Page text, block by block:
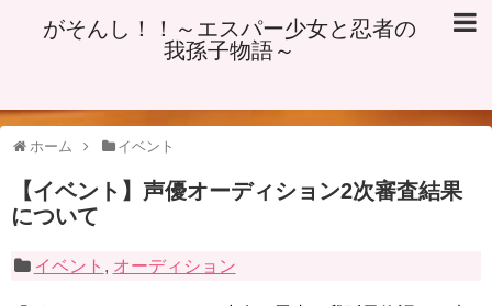
がそんし！！～エスパー少女と忍者の
我孫子物語～
ホーム イベント
【イベント】声優オーディション2次審査結果
について
イベント , オーディション